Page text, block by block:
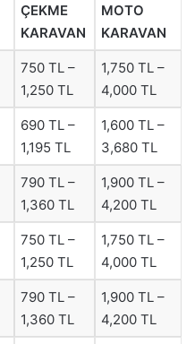
ÇEKME
KARAVAN
MOTO
KARAVAN
750 TL –
1,250 TL
1,750 TL –
4,000 TL
690 TL –
1,195 TL
1,600 TL –
3,680 TL
790 TL –
1,360 TL
1,900 TL –
4,200 TL
750 TL –
1,250 TL
1,750 TL –
4,000 TL
790 TL –
1,360 TL
1,900 TL –
4,200 TL